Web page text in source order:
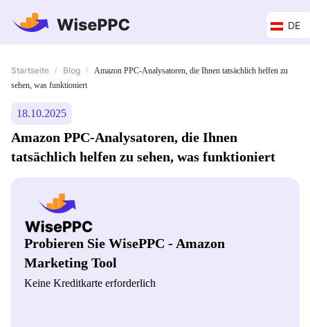
DE
Startseite / Blog /
Amazon PPC-Analysatoren, die Ihnen tatsächlich helfen zu
sehen, was funktioniert
18.10.2025
Amazon PPC-Analysatoren, die Ihnen
tatsächlich helfen zu sehen, was funktioniert
Probieren Sie WisePPC - Amazon
Marketing Tool
Keine Kreditkarte erforderlich